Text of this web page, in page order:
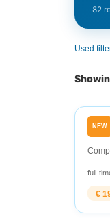
82
Used
NEW
full-
€